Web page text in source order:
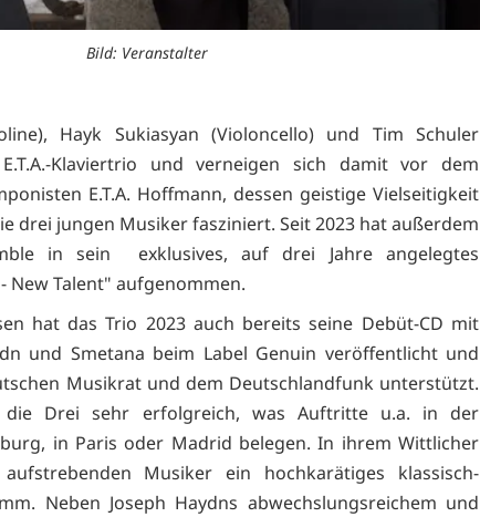
Bild: Veranstalter
Hayk Sukiasyan (Violoncello) und Tim Schuler
Klaviertrio und verneigen sich damit vor dem
E.T.A. Hoffmann, dessen geistige Vielseitigkeit
drei jungen Musiker fasziniert. Seit 2023 hat außerdem
in sein exklusives, auf drei Jahre angelegtes
New Talent" aufgenommen.
hat das Trio 2023 auch bereits seine Debüt-CD mit
und Smetana beim Label Genuin veröffentlicht und
Musikrat und dem Deutschlandfunk unterstützt.
die Drei sehr erfolgreich, was Auftritte u.a. in der
in Paris oder Madrid belegen. In ihrem Wittlicher
Musiker ein hochkarätiges klassisch-
Neben Joseph Haydns abwechslungsreichem und